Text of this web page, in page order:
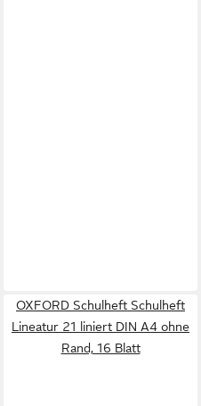
OXFORD Schulheft Schulheft
Lineatur 21 liniert DIN A4 ohne
Rand, 16 Blatt